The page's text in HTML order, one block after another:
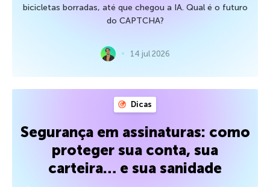
bicicletas borradas, até que chegou a IA. Qual é o futuro
do CAPTCHA?
14 jul 2026
Dicas
Segurança em assinaturas: como
proteger sua conta, sua
carteira… e sua sanidade